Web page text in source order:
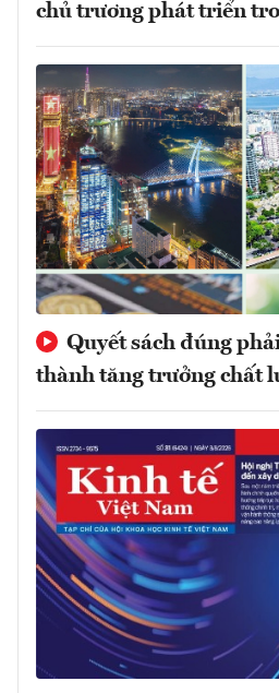
chủ trương phát triển
Quyết sách đúng
thành tăng trưởng chất